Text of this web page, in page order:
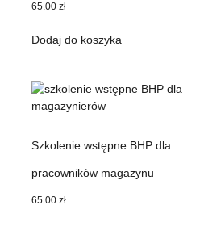
65.00 zł
Dodaj do koszyka
Szkolenie wstępne BHP dla
pracowników magazynu
65.00 zł